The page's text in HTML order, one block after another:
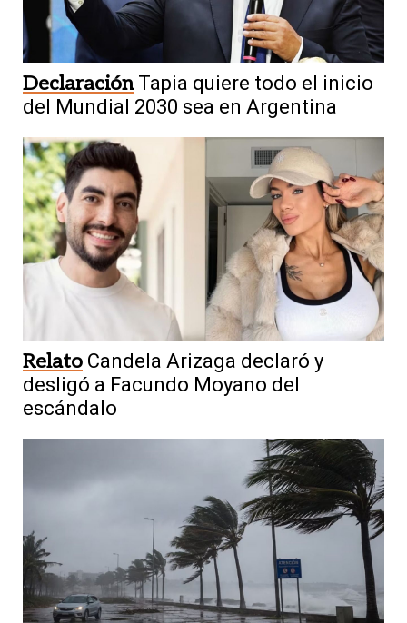
Declaración Tapia quiere todo el inicio
del Mundial 2030 sea en Argentina
Relato Candela Arizaga declaró y
desligó a Facundo Moyano del
escándalo